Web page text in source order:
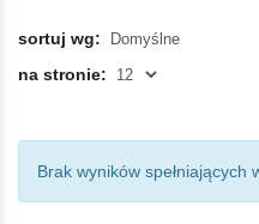
sortuj wg:
na stronie:
Brak wyników spełniających